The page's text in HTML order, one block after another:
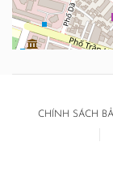
CHÍNH SÁCH